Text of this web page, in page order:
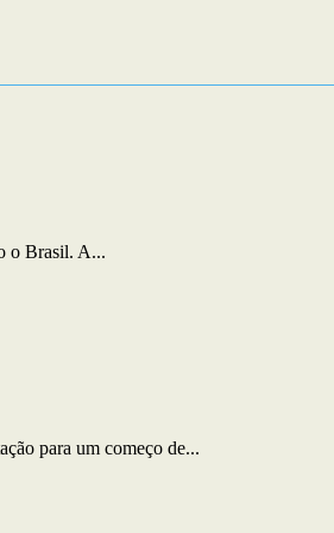
o Brasil. A...
para um começo de...